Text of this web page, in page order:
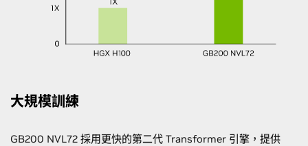
大規模訓練
GB200 NVL72 採用更快的第二代 Transformer 引擎，提供